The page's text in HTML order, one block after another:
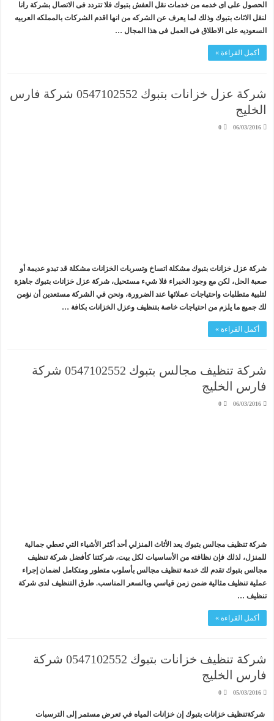
الحصول على اى خدمه من خدمات نقل العفش بتبوك فلا تتردد فى الاتصال بشركة رانا
لنقل الاثاث بتبوك وذلك لما يعرف عن الشركه من انها اقدم الشركات بالمملكه العربيه
السعوديه على الاطلاق فى العمل فى هذا المجال …
أكمل القراءة »
شركة عزل خزانات بتبوك 0547102552 شركة فارس
الخليج
06/03/2016
0
شركة عزل خزانات بتبوك مشكلة اتساخ وتسربات الخزانات مشكلة قد تبدو عديمة أو
صعبة الحل، لكن مع وجود الخبراء فلا شيء مستحيل، شركة عزل خزانات بتبوك جاهزة
لتلبية متطلبات واحتياجات عملائها عند الضرورة، ونحن في الشركة مستعدين أن نؤمن
لك جميع ما يلزم من احتياجات خاصة بتنظيف وعزل الخزانات بكافة …
أكمل القراءة »
شركة تنظيف مجالس بتبوك 0547102552 شركة
فارس الخليج
06/03/2016
0
شركة تنظيف مجالس بتبوك يعد الأثاث المنزلي أحد أكثر الأشياء التي تعطي جمالية
للمنزل، لذلك فإن نظافته من الأساسيات لكل بيت، شركتنا كأفضل شركة تنظيف
مجالس بتبوك تقدم لك خدمة تنظيف مجالس بأسلوب متطور ومتكامل لضمان إجراء
عملية تنظيف مثالية ضمن زمن قياسي وبالسعر المناسب. طرق التنظيف لدى شركة
تنظيف …
أكمل القراءة »
شركة تنظيف خزانات بتبوك 0547102552 شركة
فارس الخليج
05/03/2016
0
شركةتنظيف خزانات بتبوك إن خزانات المياه في تعرض مستمر إلى الترسبات